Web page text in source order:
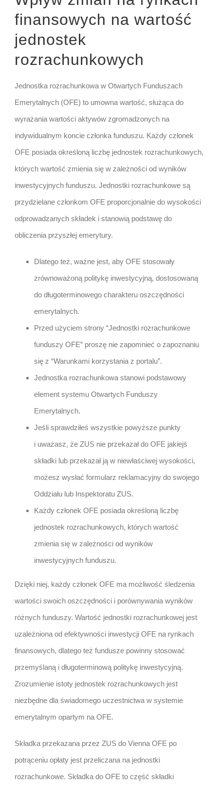
finansowych na wartość
jednostek
rozrachunkowych
Jednostka rozrachunkowa w Otwartych Funduszach
Emerytalnych (OFE) to umowna wartość, służąca do
wyrażania wartości aktywów zgromadzonych na
indywidualnym koncie członka funduszu. Każdy członek
OFE posiada określoną liczbę jednostek rozrachunkowych,
których wartość zmienia się w zależności od wyników
inwestycyjnych funduszu. Jednostki rozrachunkowe są
przydzielane członkom OFE proporcjonalnie do wysokości
odprowadzanych składek i stanowią podstawę do
obliczenia przyszłej emerytury.
Dlatego też, ważne jest, aby OFE stosowały
zrównoważoną politykę inwestycyjną, dostosowaną
do długoterminowego charakteru oszczędności
emerytalnych.
Przed użyciem strony “Jednostki rozrachunkowe
funduszy OFE” proszę nie zapomnieć o zapoznaniu
się z “Warunkami korzystania z portalu”.
Jednostka rozrachunkowa stanowi podstawowy
element systemu Otwartych Funduszy
Emerytalnych.
Jeśli sprawdziłeś wszystkie powyższe punkty
i uważasz, że ZUS nie przekazał do OFE jakiejś
składki lub przekazał ją w niewłaściwej wysokości,
możesz wysłać formularz reklamacyjny do swojego
Oddziału lub Inspektoratu ZUS.
Każdy członek OFE posiada określoną liczbę
jednostek rozrachunkowych, których wartość
zmienia się w zależności od wyników
inwestycyjnych funduszu.
Dzięki niej, każdy członek OFE ma możliwość śledzenia
wartości swoich oszczędności i porównywania wyników
różnych funduszy. Wartość jednostki rozrachunkowej jest
uzależniona od efektywności inwestycji OFE na rynkach
finansowych, dlatego też fundusze powinny stosować
przemyślaną i długoterminową politykę inwestycyjną.
Zrozumienie istoty jednostek rozrachunkowych jest
niezbędne dla świadomego uczestnictwa w systemie
emerytalnym opartym na OFE.
Składka przekazana przez ZUS do Vienna OFE po
potrąceniu opłaty jest przeliczana na jednostki
rozrachunkowe. Składka do OFE to część składki